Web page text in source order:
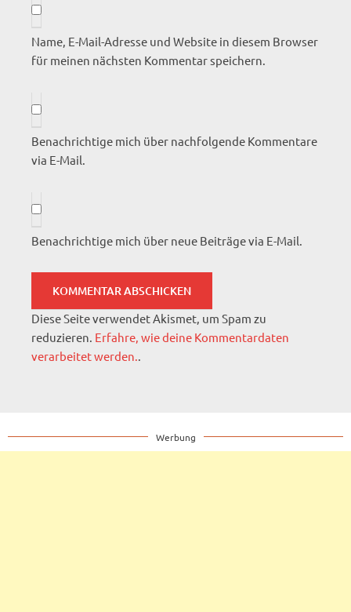
Name, E-Mail-Adresse und Website in diesem Browser
für meinen nächsten Kommentar speichern.
Benachrichtige mich über nachfolgende Kommentare
via E-Mail.
Benachrichtige mich über neue Beiträge via E-Mail.
Diese Seite verwendet Akismet, um Spam zu
reduzieren. Erfahre, wie deine Kommentardaten
verarbeitet werden..
Werbung